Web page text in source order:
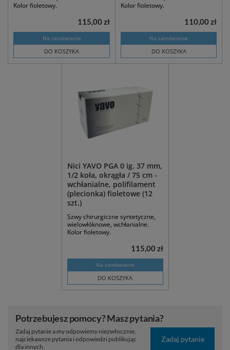
Kolor fioletowy.
Na zamówienie
DO KOSZYKA
115,00 zł
Kolor fioletowy.
Na zamówienie
DO KOSZYKA
110,00 zł
Nici YAVO PGA 0 ig. 37 mm,
1/2 koła, okrągła / 75 cm -
wchłanialne, polifilament
(plecionka) fioletowe (12
szt.)
Szwy chirurgiczne syntetyczne,
wielowłóknowe, wchłanialne.
Kolor fioletowy.
Na zamówienie
DO KOSZYKA
115,00 zł
Potrzebujesz pomocy? Masz pytania?
Zadaj pytanie a my odpowiemy niezwłocznie,
najciekawsze pytania i odpowiedzi publikując
dla innych.
Zadaj pytanie